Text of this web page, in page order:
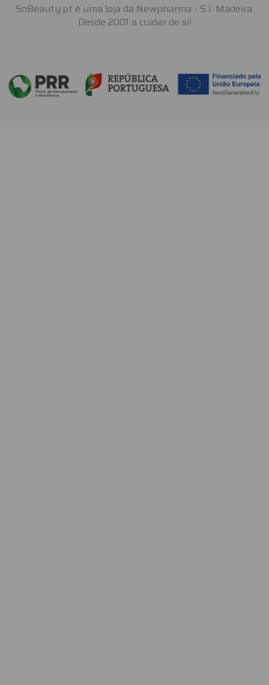
SoBeauty.pt é uma loja da Newpharma - S.J. Madeira.
Desde 2001 a cuidar de si!